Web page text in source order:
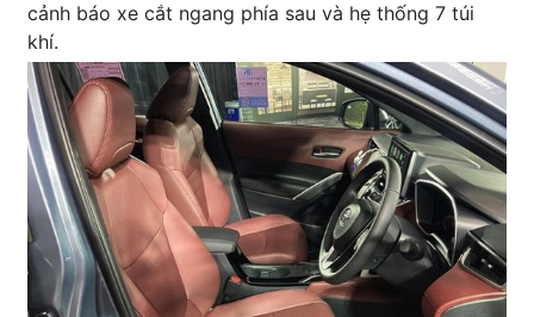
cảnh báo xe cắt ngang phía sau và hẹ thống 7 túi
khí.